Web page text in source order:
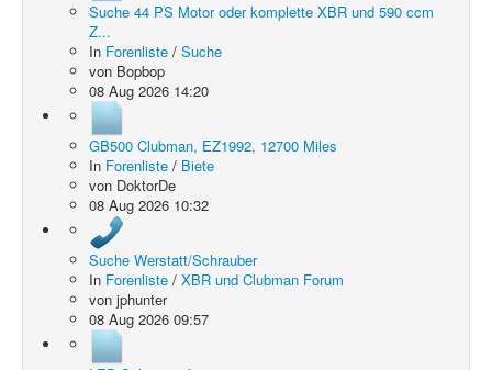
Suche 44 PS Motor oder komplette XBR und 590 ccm
Z...
In Forenliste / Suche
von Bopbop
08 Aug 2026 14:20
GB500 Clubman, EZ1992, 12700 Miles
In Forenliste / Biete
von DoktorDe
08 Aug 2026 10:32
Suche Werstatt/Schrauber
In Forenliste / XBR und Clubman Forum
von jphunter
08 Aug 2026 09:57